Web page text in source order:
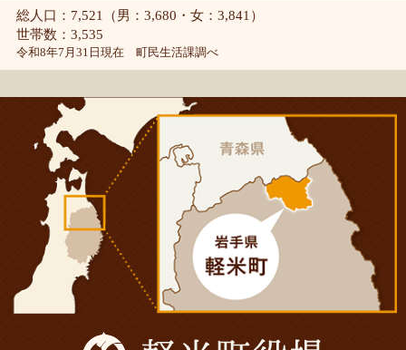
総人口：7,521（男：3,680・女：3,841）
世帯数：3,535
令和8年7月31日現在 町民生活課調べ